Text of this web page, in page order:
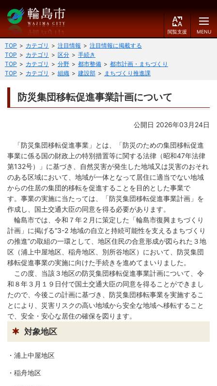
閲
覧
E
文字の大きさ
小
中
黒
青 白
ふりがなをつける
読み上げる
言語を変更する
E
n
g
i
s
h
简
体
中
文
繁
体
中
文
한
국
어
くらしのガイド
届出・登録・証明 保険・年金・介護
健康・予防
税 育児・教育
住宅・インフラ 環境・衛生
消費生活 輪島市ケーブルテレビ
移住・定住
事業者の方へ
税 入札・契約
都市整備 産業・雇用
観光・文化
観光情報 市の紹介
世界農業遺産
市政情報
市役所ご案内
TOP カテゴリ 注目情報
注目情報に掲載する
TOP
カテゴリ 区分
手続き
TOP
カテゴリ 分野 都市整備
都市計画・まちづくり
TOP
カテゴリ 組織 建設部 まちづくり推進課
防災集団移転促進事業計画について
公開日 2026年03月24日
「防災集団移転促進事業」とは、「防災のための集団移転促進
事業に係る国の財政上の特別措置等に関する法律（昭和47年法律
第132号）」に基づき、自然災害が発生した地域又は災害のおそれ
のある区域において、地域が一体となって居住に適当でない地域
からの住居の集団的移転を促進することを目的とした事業で
す。 事業の実施に当たっては、「防災集団移転促進事業計画」を
作成し、国土交通大臣の同意を得る必要があります。
輪島市では、令和７年２月に策定した「輪島市復興まちづくり
計画」に掲げる“3-2 地域の自立と持続可能性を支えるまちづくり
の推進”の取組の一環として、地区住民の合意形成が図られた３地
区（浦上中屋地区、稲舟地区、別所谷地区）において、防災集団
移転促進事業の実施に向けた手続きを進めてまいりました。
この度、当該３地区の防災集団移転促進事業計画について、令
和８年３月１９日付で国土交通大臣の同意を得ることができまし
たので、今後この計画に基づき、防災集団移転事業を実施するこ
とにより、災害リスクの高い地域から安全な地域へ移転すること
で、安全・安心な居住の確保を図ります。
対象地区
・浦上中屋地区
・稲舟地区